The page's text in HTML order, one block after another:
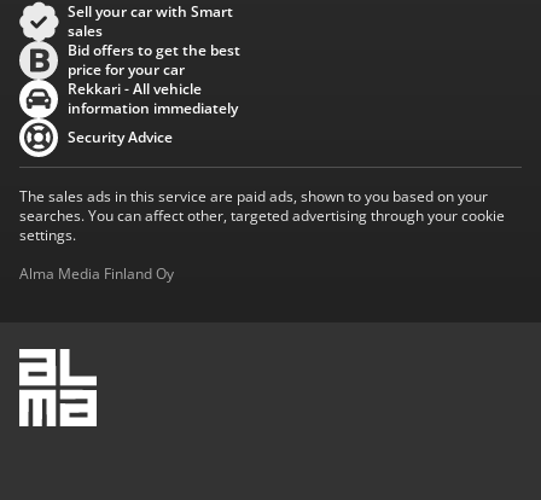
Sell your car with Smart
sales
Bid offers to get the best
price for your car
Rekkari - All vehicle
information immediately
Security Advice
The sales ads in this service are paid ads, shown to you based on your
searches. You can affect other, targeted advertising through your cookie
settings.
Alma Media Finland Oy